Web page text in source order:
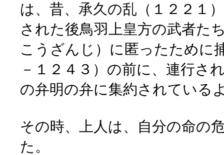
は、昔、承久の乱（１２２１
された後鳥羽上皇方の武者た
こうざんじ）に匿ったために
－１２４３）の前に、連行さ
の弁明の弁に集約されている
その時、上人は、自分の命の
た。